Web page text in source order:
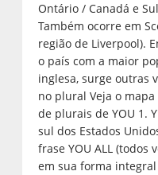
Ontário / Canadá e
Também ocorre em
região de Liverpool).
o país com a maior
inglesa, surge outras
no plural Veja o
de plurais de YOU 1.
sul dos Estados
frase YOU ALL (todos
em sua forma